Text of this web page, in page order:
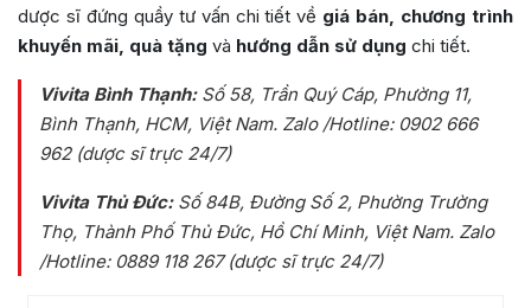
dược sĩ đứng quầy tư vấn chi tiết về giá bán, chương trình
khuyến mãi, quà tặng và hướng dẫn sử dụng chi tiết.
Vivita Bình Thạnh:Số 58, Trần Quý Cáp, Phường 11,
Bình Thạnh, HCM, Việt Nam. Zalo /Hotline: 0902 666
962 (dược sĩ trực 24/7)
Vivita Thủ Đức:Số 84B, Đường Số 2, Phường Trường
Thọ, Thành Phố Thủ Đức, Hồ Chí Minh, Việt Nam. Zalo
/Hotline: 0889 118 267 (dược sĩ trực 24/7)